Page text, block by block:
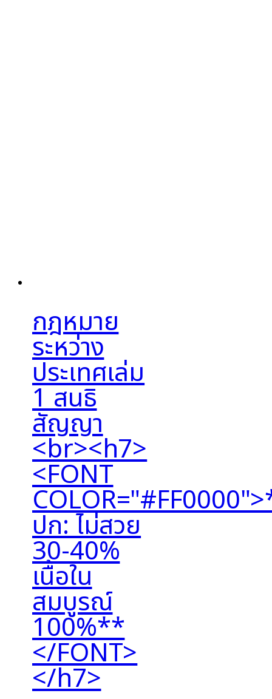
กฎหมาย
ระหว่าง
ประเทศเล่ม
1 สนธิ
สัญญา
<br><h7>
<FONT
ปก: ไม่สวย
30-40%
เนื้อใน
สมบูรณ์
100%**
</FONT>
</h7>